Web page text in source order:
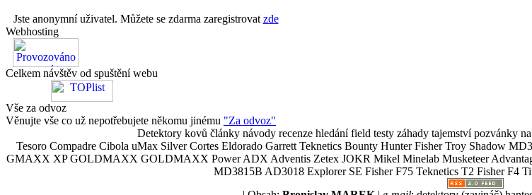
Jste anonymní uživatel. Můžete se zdarma zaregistrovat zde
Webhosting
Celkem návštěv od spuštění webu
Vše za odvoz
Věnujte vše co už nepotřebujete někomu jinému "Za odvoz"
Detektory kovů články návody recenze hledání field testy záhady tajemství pozvánky
Tesoro Compadre Cibola uMax Silver Cortes Eldorado Garrett Teknetics Bounty Hunter Fisher Troy Shadow
GMAXX XP GOLDMAXX GOLDMAXX Power ADX Adventis Zetex JOKR Mikel Minelab Musketeer
MD3815B AD3018 Explorer SE Fisher F75 Teknetics T2 Fisher F4